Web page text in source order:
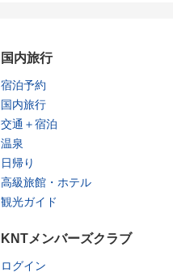
国内旅行
宿泊予約
国内旅行
交通＋宿泊
温泉
日帰り
高級旅館・ホテル
観光ガイド
KNTメンバーズクラブ
ログイン